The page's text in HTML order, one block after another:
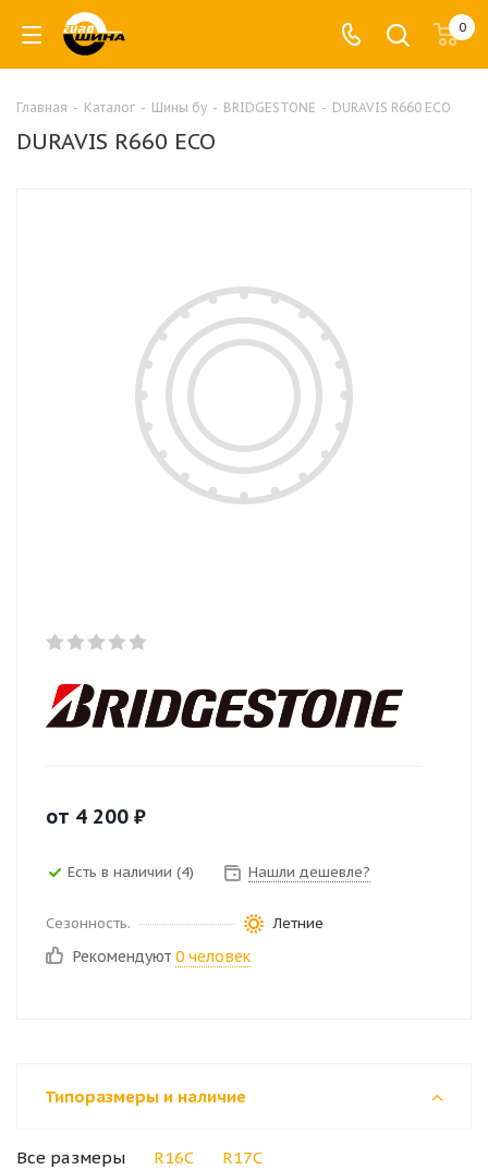
0
Главная - Каталог - Шины бу - BRIDGESTONE - DURAVIS R660 ECO
DURAVIS R660 ECO
от 4 200 ₽
Есть в наличии (4) Нашли дешевле?
Сезонность. Летние
Рекомендуют 0 человек
Типоразмеры и наличие
Все размеры R16C R17C